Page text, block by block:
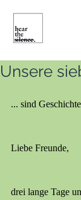
Unsere
... sind
Liebe Freunde,
drei lange Tage